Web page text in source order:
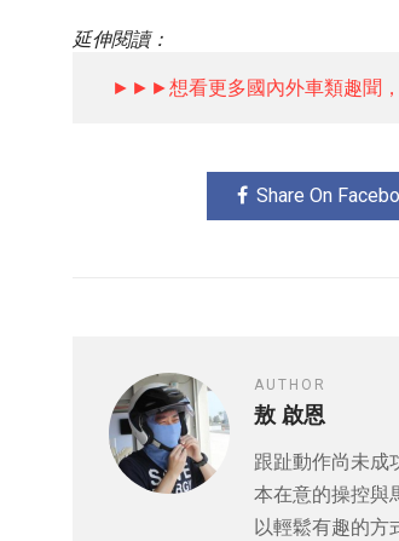
延伸閱讀：
►►►想看更多國內外車類趣聞，
Share On
AUTHOR
敖 啟恩
跟趾動作尚未成
本在意的操控與
以輕鬆有趣的方